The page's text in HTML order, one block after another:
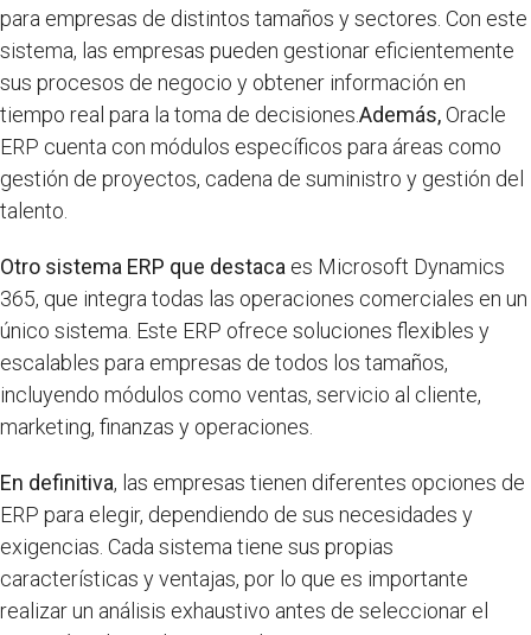
para empresas de distintos tamaños y sectores. Con este
sistema, las empresas pueden gestionar eficientemente
sus procesos de negocio y obtener información en
tiempo real para la toma de decisiones.Además,Oracle
ERP cuenta con módulos específicos para áreas como
gestión de proyectos, cadena de suministro y gestión del
talento.
Otro sistema ERP que destaca es Microsoft Dynamics
365, que integra todas las operaciones comerciales en un
único sistema. Este ERP ofrece soluciones flexibles y
escalables para empresas de todos los tamaños,
incluyendo módulos como ventas, servicio al cliente,
marketing, finanzas y operaciones.
En definitiva, las empresas tienen diferentes opciones de
ERP para elegir, dependiendo de sus necesidades y
exigencias. Cada sistema tiene sus propias
características y ventajas, por lo que es importante
realizar un análisis exhaustivo antes de seleccionar el